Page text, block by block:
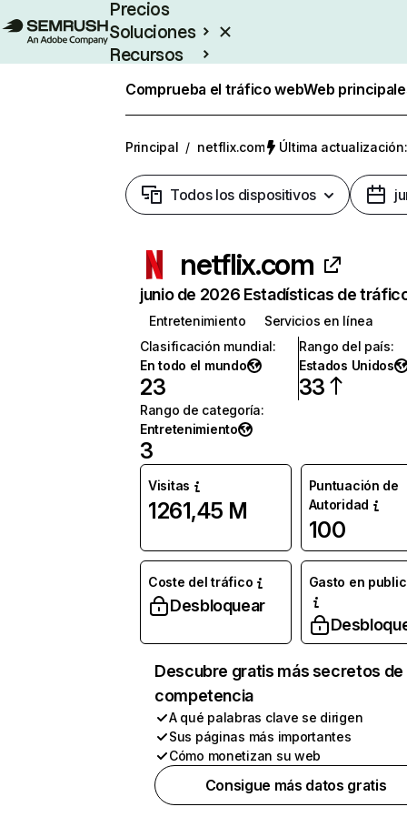
Precios
Soluciones
Recursos
Comprueba el tráfico webWeb
Principal / netflix.com Última
Todos los dispositivos
netflix.com
junio de 2026 Estadísticas de
Entretenimiento
Servicios en línea
Clasificación mundial:
En todo el mundo
23
Rango del país:
Estados Unidos
33
Rango de categoría:
Entretenimiento
3
Visitas
1261,45 M
Puntuación de
Autoridad
100
Coste del tráfico
Desbloquear
Gasto en
Descubre gratis más secretos de
competencia
A qué palabras clave se dirigen
Sus páginas más importantes
Cómo monetizan su web
Consigue más datos gratis